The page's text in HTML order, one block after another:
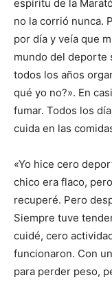
espíritu de la
no la corrió nunca.
por día y veía que
mundo del deporte
todos los años
qué yo no?». En
fumar. Todos los
cuida en las
«Yo hice cero
chico era flaco,
recuperé. Pero
Siempre tuve
cuidé, cero
funcionaron. Con
para perder peso,